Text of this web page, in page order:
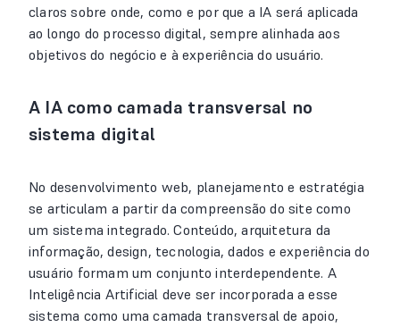
claros sobre onde, como e por que a IA será aplicada
ao longo do processo digital, sempre alinhada aos
objetivos do negócio e à experiência do usuário.
A IA como camada transversal no
sistema digital
No desenvolvimento web, planejamento e estratégia
se articulam a partir da compreensão do site como
um sistema integrado. Conteúdo, arquitetura da
informação, design, tecnologia, dados e experiência do
usuário formam um conjunto interdependente. A
Inteligência Artificial deve ser incorporada a esse
sistema como uma camada transversal de apoio,